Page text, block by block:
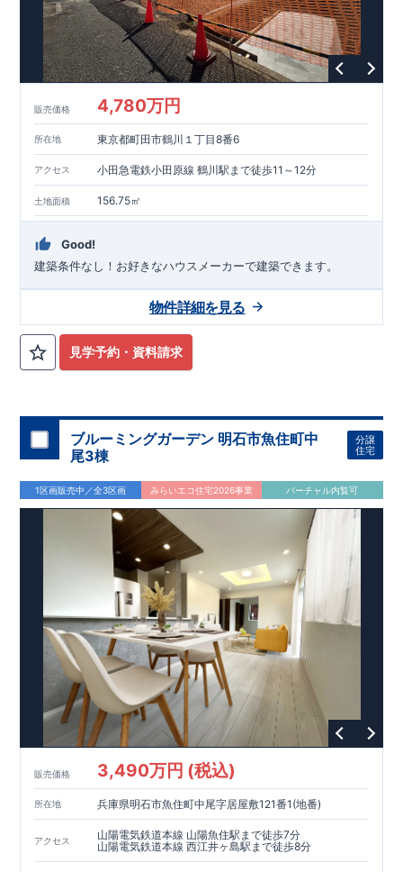
高等級取得！ ■ 耐震等級3 もっと詳しく 東栄住宅の建物
は、国が定めた耐震最高等級3を取得。建築基準法に定められ
た、｢数百年に一度発生する地震に対して、倒壊、崩壊しない｣
という基準から、さらに1.5倍の耐震力を達成しています。
風等級2 災害時の損傷の受けにくさを評価されています。建築
1.2倍の暴風に対しても損傷を生じないことで耐風最高等級
取得しています。 ■自社一貫体制もっと詳しく 東栄住宅は土
地の仕入れ、設計、施工、販売、メンテナンスまで、すべての
プロセスに携わっています。 ■ アフターサポート
快適に暮らすことができる住宅の品質を長期にわたり
維持するには、定期的な点検を実施することが重要です。
60年間の保証制度がございます。もちろん、定期点検以外でも
販売価格 4,780万円
所在地 東京都町田市鶴川１丁目8番6
アクセス 小田急電鉄小田原線 鶴川駅まで徒歩11～12分
土地面積 156.75㎡
Good!
建築条件なし！​お好きなハウスメーカーで建築できます。
見学予約・資料請求
物件詳細を見る
ブルーミングガーデン 明石市魚住町中
尾3棟
分譲
住宅
1区画販売中／全3区画 みらいエコ住宅2026事業 バーチャル内覧可
販売価格 3,490万円 (税込)
所在地 兵庫県明石市魚住町中尾字居屋敷121番1(地番)
アクセス
山陽電気鉄道本線 山陽魚住駅まで徒歩7分
山陽電気鉄道本線 西江井ヶ島駅まで徒歩8分